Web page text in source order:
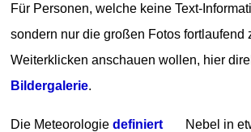
Für Personen, welche keine Text-
sondern nur die großen Fotos fortlaufend
Weiterklicken anschauen wollen, hier
Bildergalerie.
Die Meteorologiedefiniert
Nebel in